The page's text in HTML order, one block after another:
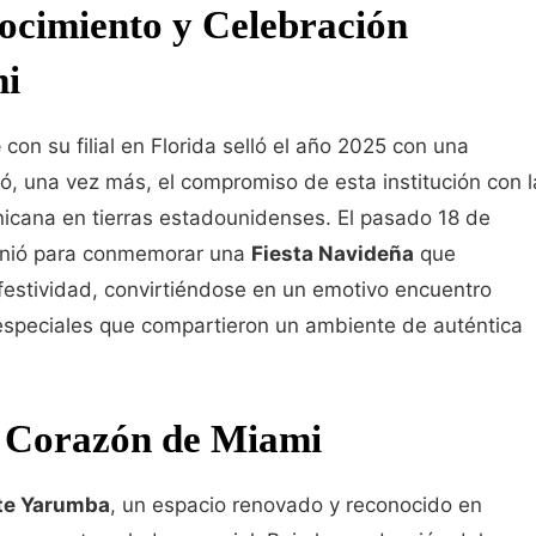
y Celebración
con su filial en Florida selló el año 2025 con una
una vez más, el compromiso de esta institución con
en tierras estadounidenses. El pasado 18 de
para conmemorar una Fiesta Navideña que
convirtiéndose en un emotivo encuentro
que compartieron un ambiente de auténtica
de Miami
Yarumba, un espacio renovado y reconocido en